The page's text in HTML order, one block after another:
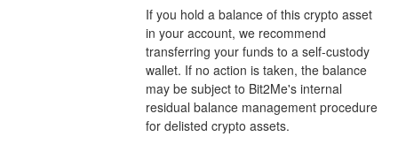
If you hold a balance of this crypto asset
in your account, we recommend
transferring your funds to a self-custody
wallet. If no action is taken, the balance
may be subject to Bit2Me's internal
residual balance management procedure
for delisted crypto assets.